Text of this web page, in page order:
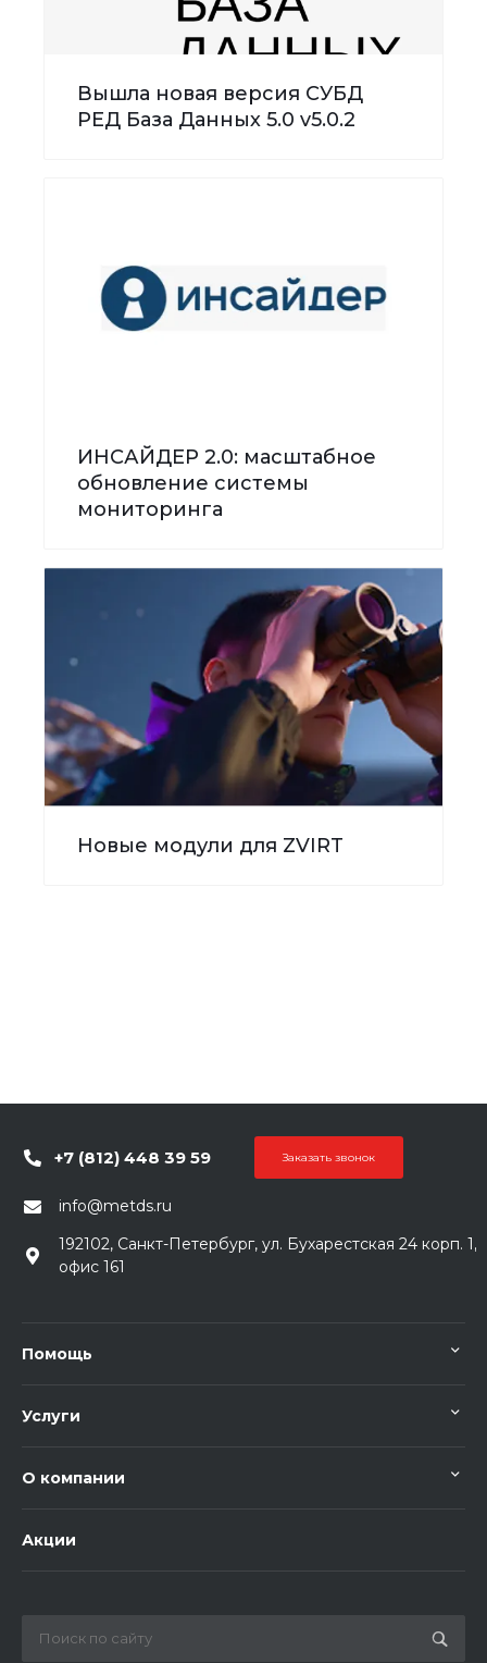
Вышла новая версия СУБД
РЕД База Данных 5.0 v5.0.2
ИНСАЙДЕР 2.0: масштабное
обновление системы
мониторинга
Новые модули для ZVIRT
+7 (812) 448 39 59 Заказать звонок
info@metds.ru
192102, Санкт-Петербург, ул. Бухарестская 24 корп. 1,
офис 161
Помощь
Услуги
О компании
Акции